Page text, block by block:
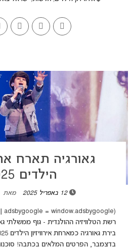
גאורגיה תארח את
הילדים 2025!
12 באפריל 2025 מאת
רשת הטלוויזיה ההולנדית - גוף ממשלתי
בדצמבר, הפרטים המלאים בכתבה!